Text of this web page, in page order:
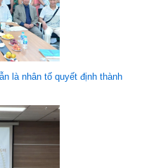
là nhân tố quyết định thành